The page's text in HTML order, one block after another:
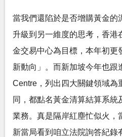
當我們還陷於是否增購黃金的
升級到另一維度的思考，香港
金交易中心為目標，本年初更
新動向」。而新加坡今年也跟
Centre，列出四大關鍵領域為
同，都點名黃金清算結算系統
業務。真是隔岸紅塵忙似火，
新當局看到咱立法院詢答紀錄